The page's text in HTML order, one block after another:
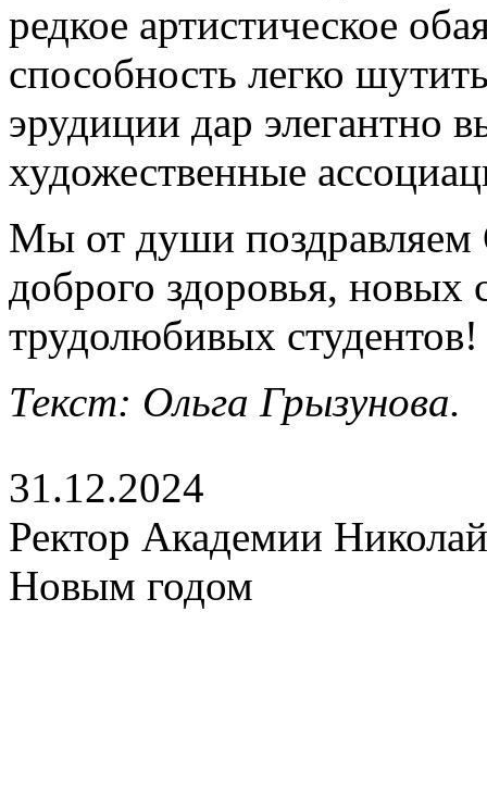
редкое артистическое
способность легко
эрудиции дар элегантно
художественные
Мы от души поздравляем
доброго здоровья, новых
трудолюбивых студентов!
Текст: Ольга Грызунова.
31.12.2024
Ректор Академии
Новым годом